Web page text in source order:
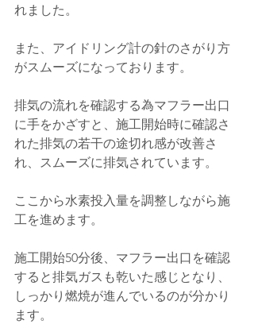
れました。
また、アイドリング計の針のさがり方
がスムーズになっております。
排気の流れを確認する為マフラー出口
に手をかざすと、施工開始時に確認さ
れた排気の若干の途切れ感が改善さ
れ、スムーズに排気されています。
ここから水素投入量を調整しながら施
工を進めます。
施工開始50分後、マフラー出口を確認
すると排気ガスも乾いた感じとなり、
しっかり燃焼が進んでいるのが分かり
ます。